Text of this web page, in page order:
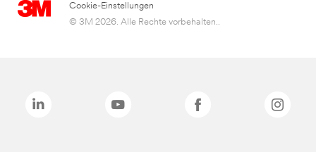
Cookie-Einstellungen
© 3M 2026. Alle Rechte vorbehalten..